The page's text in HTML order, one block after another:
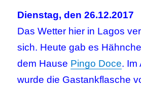
Dienstag, den 26.12.2017
Das Wetter hier in Lagos
sich. Heute gab es
dem Hause Pingo Doce. Im
wurde die Gastankflasche